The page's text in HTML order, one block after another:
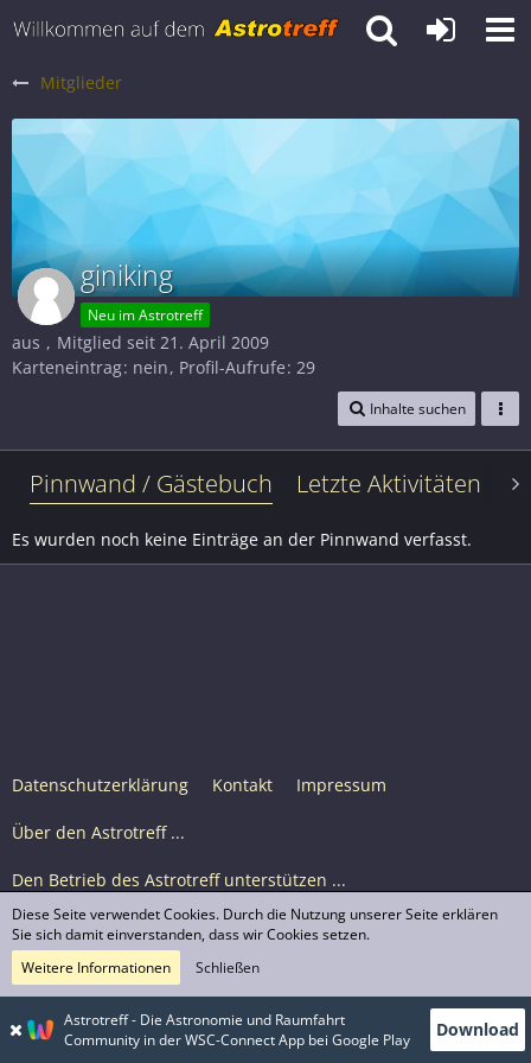
Mitglieder
giniking
Neu im Astrotreff
aus
Mitglied seit 21. April 2009
Karteneintrag nein Profil-Aufrufe 29
Inhalte suchen
Pinnwand / Gästebuch Letzte Aktivitäten
Es wurden noch keine Einträge an der Pinnwand verfasst.
Datenschutzerklärung Kontakt Impressum
Über den Astrotreff ...
Den Betrieb des Astrotreff unterstützen ...
Nutzungsbedingungen
© Astrotreff 2001-2026, lizenziert unter CC BY-SA,
sofern für einzelne Inhalte nicht anders angegeben
Astrotreff - Die Astronomie und Raumfahrt
Community in der WSC-Connect App bei Google Play
Download
Diese Seite verwendet Cookies. Durch die Nutzung unserer Seite erklären
Sie sich damit einverstanden, dass wir Cookies setzen.
Weitere Informationen
Schließen